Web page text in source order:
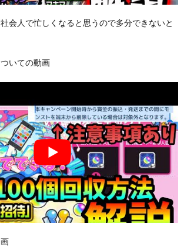
会人で忙しくなると思うので多分できないと
いての動画